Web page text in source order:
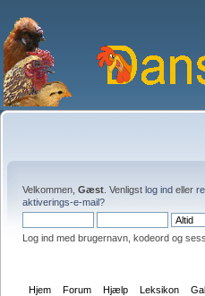
Velkommen, Gæst . Venligst log ind eller
aktiverings-e-mail?
Log ind med brugernavn, kodeord og
Hjem Forum Hjælp Leksikon